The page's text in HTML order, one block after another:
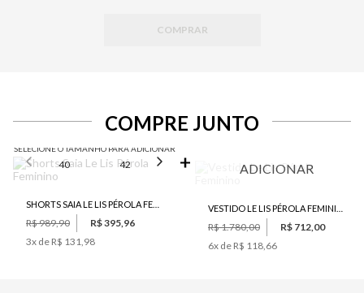
COMPRAR
COMPRE JUNTO
SELECIONE O TAMANHO PARA ADICIONAR
40 42 44 46
R$ 989,90
R$ 395,96
3x de R$ 131,98
ADICIONAR
R$ 1.780,00
R$ 712,00
6x de R$ 118,66